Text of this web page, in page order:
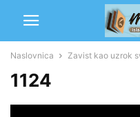
Naslovnica Zavist kao uzrok
1124